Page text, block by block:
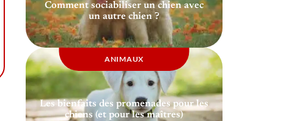
Comment sociabiliser un chien avec
un autre chien ?
ANIMAUX
Les bienfaits des promenades pour les
chiens (et pour les maîtres)